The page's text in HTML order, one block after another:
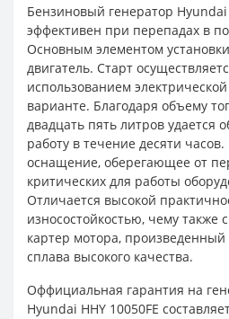
Бензиновый генератор Hyundai
эффективен при перепадах в
Основным элементом
двигатель. Старт
использованием
варианте. Благодаря объему
двадцать пять литров удается
работу в течение десяти
оснащение, оберегающее от
критических для работы
Отличается высокой
износостойкостью, чему также
картер мотора,
сплава высокого качества.
Оффициальная гарантия на
Hyundai HHY 10050FE